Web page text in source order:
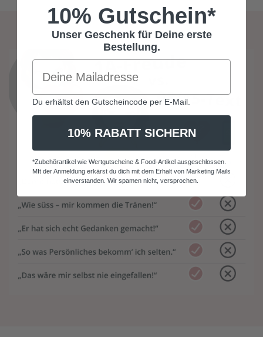
10% Gutschein*
Unser Geschenk für Deine erste
Bestellung.
Du erhältst den Gutscheincode per E-Mail.
10% RABATT SICHERN
*Zubehörartikel wie Wertgutscheine & Food-Artikel ausgeschlossen.
MIt der Anmeldung erkärst du dich mit dem Erhalt von Marketing Mails
einverstanden. Wir spamen nicht, versprochen.